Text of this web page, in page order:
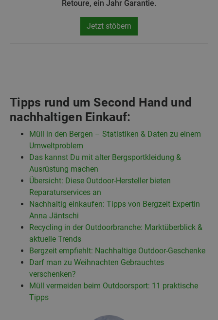
Retoure, ein Jahr Garantie.
Jetzt stöbern
Tipps rund um Second Hand und
nachhaltigen Einkauf:
Müll in den Bergen – Statistiken & Daten zu einem
Umweltproblem
Das kannst Du mit alter Bergsportkleidung &
Ausrüstung machen
Übersicht: Diese Outdoor-Hersteller bieten
Reparaturservices an
Nachhaltig einkaufen: Tipps von Bergzeit Expertin
Anna Jäntschi
Recycling in der Outdoorbranche: Marktüberblick &
aktuelle Trends
Bergzeit empfiehlt: Nachhaltige Outdoor-Geschenke
Darf man zu Weihnachten Gebrauchtes
verschenken?
Müll vermeiden beim Outdoorsport: 11 praktische
Tipps